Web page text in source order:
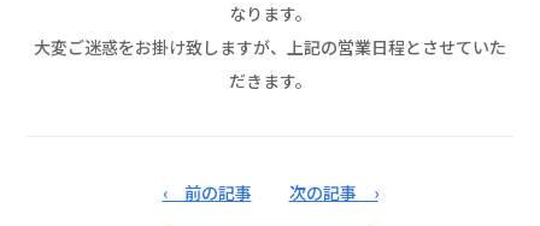
なります。
大変ご迷惑をお掛け致しますが、上記の営業日程とさせていた
だきます。
‹ 前の記事 次の記事 ›